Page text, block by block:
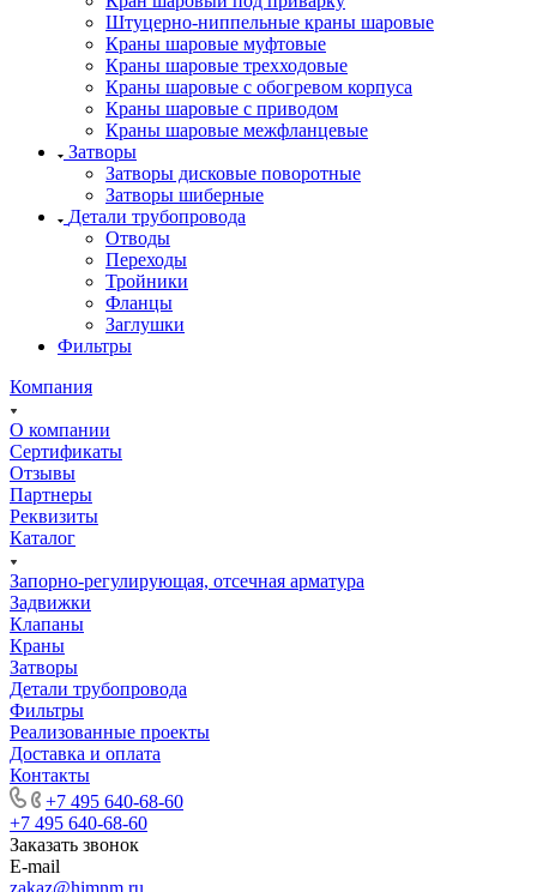
Штуцерно-ниппельные краны шаровые
Краны шаровые муфтовые
Краны шаровые трехходовые
Краны шаровые с обогревом корпуса
Краны шаровые с приводом
Краны шаровые межфланцевые
Затворы
Затворы дисковые поворотные
Затворы шиберные
Детали трубопровода
Отводы
Переходы
Тройники
Фланцы
Заглушки
Фильтры
Компания
О компании
Сертификаты
Отзывы
Партнеры
Реквизиты
Каталог
Запорно-регулирующая, отсечная арматура
Задвижки
Клапаны
Краны
Затворы
Детали трубопровода
Фильтры
Реализованные проекты
Доставка и оплата
Контакты
+7 495 640-68-60
+7 495 640-68-60
Заказать звонок
E-mail
zakaz@himnm.ru